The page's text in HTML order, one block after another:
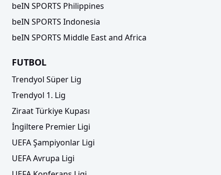
beIN SPORTS Philippines
beIN SPORTS Indonesia
beIN SPORTS Middle East and Africa
FUTBOL
Trendyol Süper Lig
Trendyol 1. Lig
Ziraat Türkiye Kupası
İngiltere Premier Ligi
UEFA Şampiyonlar Ligi
UEFA Avrupa Ligi